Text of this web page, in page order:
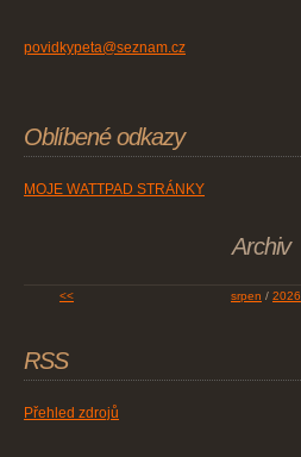
povidkypeta@seznam.cz
Oblíbené odkazy
MOJE WATTPAD STRÁNKY
Archiv
<< srpen / 2026
RSS
Přehled zdrojů